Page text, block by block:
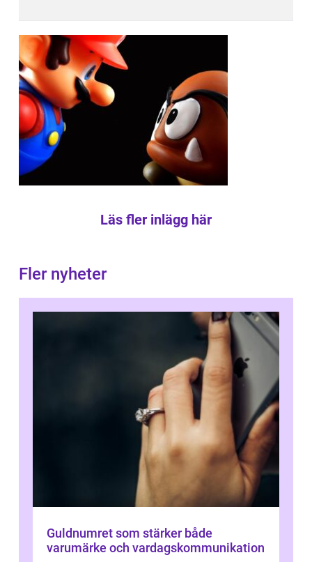
Läs fler inlägg här
Fler nyheter
Guldnumret som stärker både
varumärke och vardagskommunikation